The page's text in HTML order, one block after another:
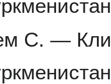
С. —